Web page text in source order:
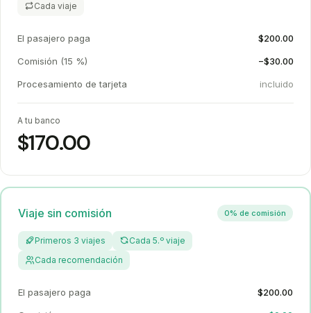
Cada viaje
El pasajero paga $200.00
Comisión (15 %) −$30.00
Procesamiento de tarjeta incluido
A tu banco
$170.00
Viaje sin comisión 0% de comisión
Primeros 3 viajes
Cada 5.º viaje
Cada recomendación
El pasajero paga $200.00